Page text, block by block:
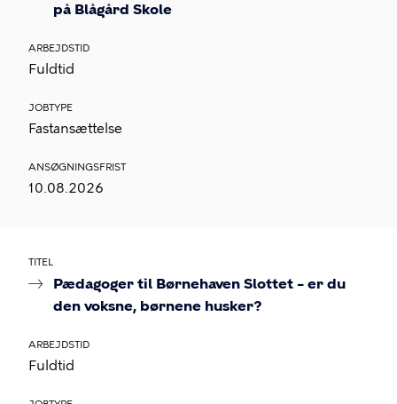
på Blågård Skole
ARBEJDSTID
Fuldtid
JOBTYPE
Fastansættelse
ANSØGNINGSFRIST
10.08.2026
TITEL
Pædagoger til Børnehaven Slottet – er du
den voksne, børnene husker?
ARBEJDSTID
Fuldtid